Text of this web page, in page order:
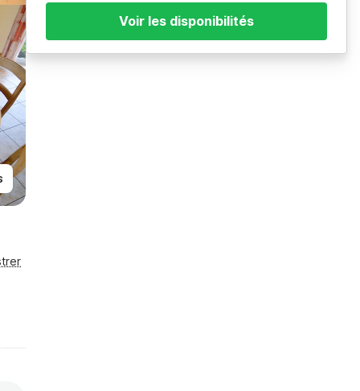
Voir les disponibilités